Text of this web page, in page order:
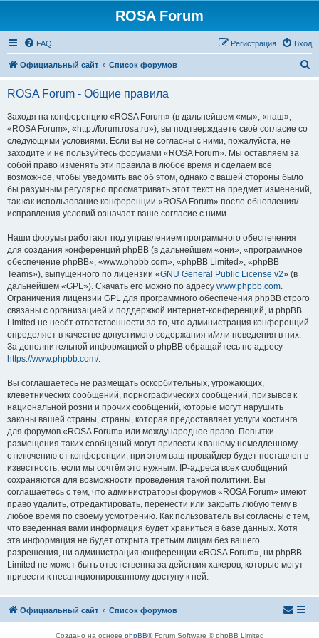
ROSA Forum
FAQ Вход
Регистрация
Официальный сайт Список форумов
ROSA Forum - Общие правила
Заходя на конференцию «ROSA Forum» (в дальнейшем «мы», «наш»,
«ROSA Forum», «http://forum.rosa.ru»), вы подтверждаете своё согласие со
следующими условиями. Если вы не согласны с ними, пожалуйста, не
заходите и не пользуйтесь форумами «ROSA Forum». Мы оставляем за
собой право изменять эти правила в любое время и сделаем всё
возможное, чтобы уведомить вас об этом, однако с вашей стороны было
бы разумным регулярно просматривать этот текст на предмет изменений,
так как использование конференции «ROSA Forum» после обновления/
исправления условий означает ваше согласие с ними.
Наши форумы работают под управлением программного обеспечения
для создания конференций phpBB (в дальнейшем «они», «программное
обеспечение phpBB», «www.phpbb.com», «phpBB Limited», «phpBB
Teams»), выпущенного по лицензии «GNU General Public License v2» (в
дальнейшем «GPL»). Скачать его можно по адресу www.phpbb.com.
Ограничения лицензии GPL для программного обеспечения phpBB строго
связаны с организацией и поддержкой интернет-конференций, и phpBB
Limited не несёт ответственности за то, что администрация конференций
определяет в качестве допустимого содержания и/или поведения в них.
За дополнительной информацией о phpBB обращайтесь по адресу
https://www.phpbb.com/.
Вы соглашаетесь не размещать оскорбительных, угрожающих,
клеветнических сообщений, порнографических сообщений, призывов к
национальной розни и прочих сообщений, которые могут нарушить
законы вашей страны, страны, которая предоставляет услуги хостинга
для форумов «ROSA Forum» или международное право. Попытки
размещения таких сообщений могут привести к вашему немедленному
отключению от конференции, при этом ваш провайдер будет поставлен в
известность, если мы сочтём это нужным. IP-адреса всех сообщений
сохраняются для возможности проведения такой политики. Вы
соглашаетесь с тем, что администраторы форумов «ROSA Forum» имеют
право удалить, отредактировать, перенести или закрыть любую тему в
любое время по своему усмотрению. Как пользователь вы согласны с тем,
что введённая вами информация будет храниться в базе данных. Хотя
эта информация не будет открыта третьим лицам без вашего
разрешения, ни администрация конференции «ROSA Forum», ни phpBB
Limited не может быть ответственна за действия хакеров, которые могут
привести к несанкционированному доступу к ней.
Официальный сайт Список форумов
Создано на основе phpBB® Forum Software © phpBB Limited